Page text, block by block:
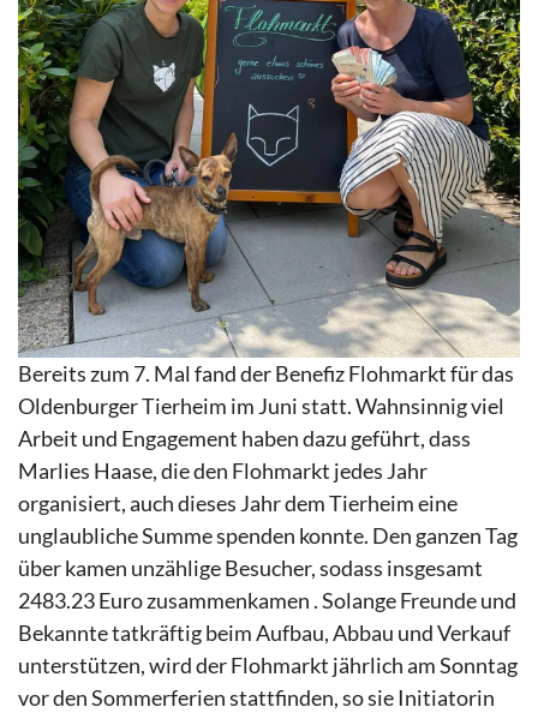
Bereits zum 7. Mal fand der Benefiz Flohmarkt für das
Oldenburger Tierheim im Juni statt. Wahnsinnig viel
Arbeit und Engagement haben dazu geführt, dass
Marlies Haase, die den Flohmarkt jedes Jahr
organisiert, auch dieses Jahr dem Tierheim eine
unglaubliche Summe spenden konnte. Den ganzen Tag
über kamen unzählige Besucher, sodass insgesamt
2483.23 Euro zusammenkamen . Solange Freunde und
Bekannte tatkräftig beim Aufbau, Abbau und Verkauf
unterstützen, wird der Flohmarkt jährlich am Sonntag
vor den Sommerferien stattfinden, so sie Initiatorin